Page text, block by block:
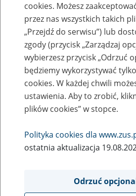
Komunikaty
Zmiana godzin pracy
28
od 1 listopada 2024 r. do 28 lutego
cookies. Możesz
przez nas wszystkich takich
„Przejdź do serwisu”) lub
zgody (przycisk „Zarządzaj
wybierzesz przycisk „Odrzuć
będziemy wykorzystywać
cookies. W każdej chwili
ustawienia. Aby to zrobić,
plików cookies” w stopce.
Polityka cookies dla
ostatnia aktualizacja
Odrzuć